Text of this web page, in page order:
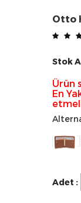
Otto
Stok
Ürün
En
Adet :